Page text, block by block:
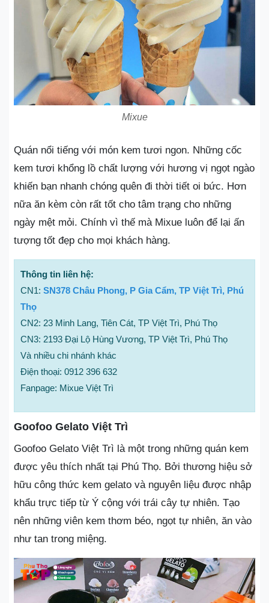
Mixue
Quán nổi tiếng với món kem tươi ngon. Những cốc
kem tươi khổng lồ chất lượng với hương vị ngọt ngào
khiến bạn nhanh chóng quên đi thời tiết oi bức. Hơn
nữa ăn kèm còn rất tốt cho tâm trạng cho những
ngày mệt mỏi. Chính vì thế mà Mixue luôn để lại ấn
tượng tốt đẹp cho mọi khách hàng.
Thông tin liên hệ:
CN1: SN378 Châu Phong, P Gia Cẩm, TP Việt Trì, Phú
Thọ
CN2: 23 Minh Lang, Tiên Cát, TP Việt Trì, Phú Thọ
CN3: 2193 Đại Lộ Hùng Vương, TP Việt Trì, Phú Thọ
Và nhiều chi nhánh khác
Điện thoại: 0912 396 632
Fanpage: Mixue Việt Trì
Goofoo Gelato Việt Trì
Goofoo Gelato Việt Trì là một trong những quán kem
được yêu thích nhất tại Phú Thọ. Bởi thương hiệu sở
hữu công thức kem gelato và nguyên liệu được nhập
khẩu trực tiếp từ Ý cộng với trái cây tự nhiên. Tạo
nên những viên kem thơm béo, ngọt tự nhiên, ăn vào
như tan trong miệng.